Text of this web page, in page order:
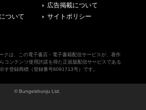
広告掲載について
ついて
サイトポリシー
クは、この電子書店・電子書籍配信サービスが、著作
コンテンツ使用許諾を得た正規版配信サービスである
す登録商標（登録番号6091713号）です。
© Bungeishunju Ltd.